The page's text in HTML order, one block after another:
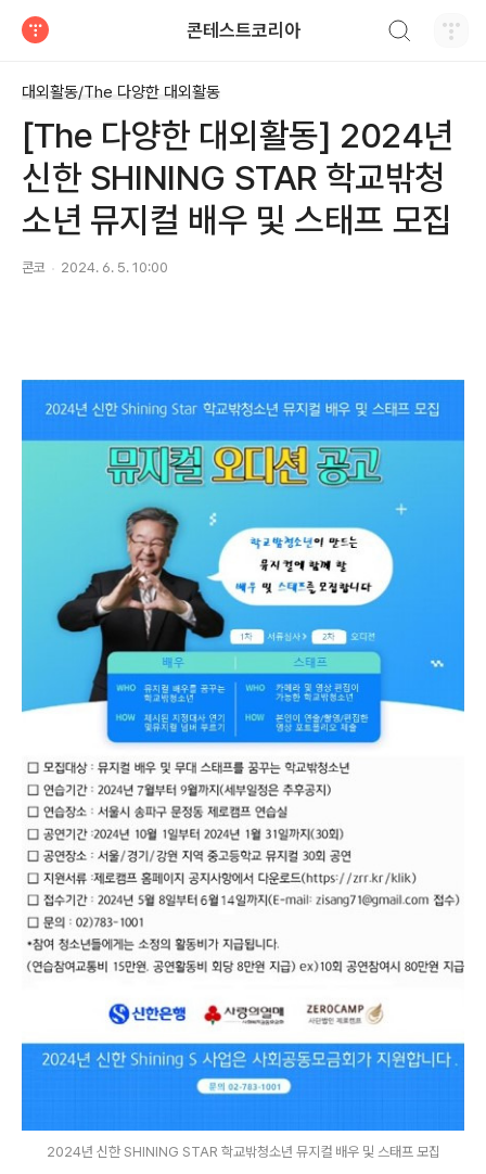
콘테스트코리아
대외활동/The 다양한 대외활동
[The 다양한 대외활동] 2024년
신한 SHINING STAR 학교밖청
소년 뮤지컬 배우 및 스태프 모집
콘코 2024. 6. 5. 10:00
2024년 신한 SHINING STAR 학교밖청소년 뮤지컬 배우 및 스태프 모집